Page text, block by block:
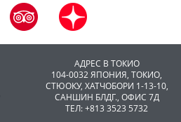
АДРЕС В ТОКИО
104-0032 ЯПОНИЯ, ТОКИО,
CТЮОКУ, ХАТЧОБОРИ 1-13-10,
САНШИН БЛДГ., ОФИС 7Д
ТЕЛ: +813 3523 5732